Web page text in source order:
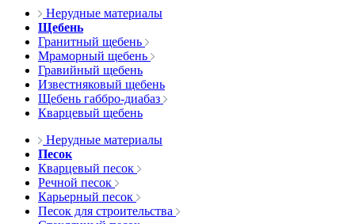
Нерудные материалы
Щебень
Гранитный щебень
Мраморный щебень
Гравийный щебень
Известняковый щебень
Щебень габбро-диабаз
Кварцевый щебень
Нерудные материалы
Песок
Кварцевый песок
Речной песок
Карьерный песок
Песок для строительства